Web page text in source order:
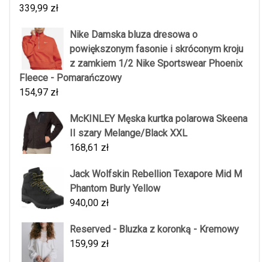
339,99 zł
Nike Damska bluza dresowa o
powiększonym fasonie i skróconym kroju
z zamkiem 1/2 Nike Sportswear Phoenix
Fleece - Pomarańczowy
154,97 zł
McKINLEY Męska kurtka polarowa Skeena
II szary Melange/Black XXL
168,61 zł
Jack Wolfskin Rebellion Texapore Mid M
Phantom Burly Yellow
940,00 zł
Reserved - Bluzka z koronką - Kremowy
159,99 zł